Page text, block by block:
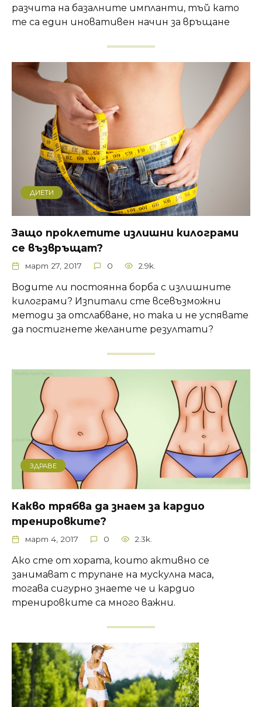
разчита на базалните импланти, тъй като
те са един иновативен начин за връщане
ДИЕТИ
Защо проклетите излишни килограми
се възвръщат?
март 27, 2017 0 2.9k.
Водите ли постоянна борба с излишните
килограми? Изпитали сте всевъзможни
методи за отслабване, но така и не успявате
да постигнете желаните резултати?
ЗДРАВЕ
Какво трябва да знаем за кардио
тренировките?
март 4, 2017 0 2.3k.
Ако сте от хората, които активно се
занимават с трупане на мускулна маса,
тогава сигурно знаете че и кардио
тренировките са много важни.